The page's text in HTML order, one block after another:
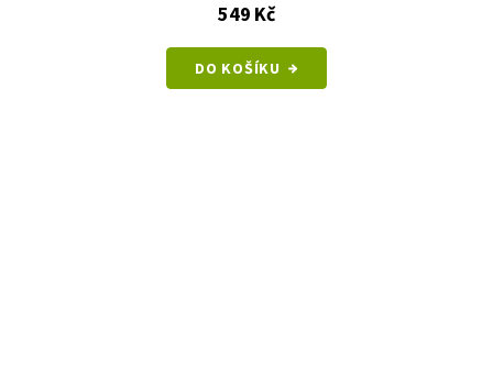
549 Kč
DO KOŠÍKU